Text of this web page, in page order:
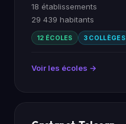
18 établissements
29 439 habitants
12 ÉCOLES 3 COLLÈGES
Voir les écoles →